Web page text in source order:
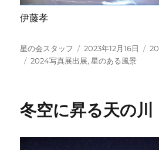
伊藤孝
投
稿
星の会スタッフ
投
稿
2023年12月16日
カ
タ
2024写真展出展,星のある風景
冬空に昇る天の川